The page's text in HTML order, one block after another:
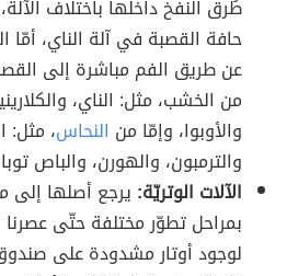
طُرق النفخ داخلها باختلاف
حافة القصبة في آلة الناي، أمّا
عن طريق الفم مباشرة إلى
من الخشب، مثل: الناي،
والأوبوا، وإمّا من النحاس، مثل:
والترمبون، والهورن، والباص
الآلات الوتريّة: يرجع أصلها إلى
بمراحل تطوّر مختلفة حتّى
لوجود أوتار مشدودة على